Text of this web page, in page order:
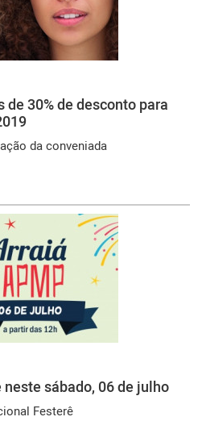
30% de desconto para
da conveniada
sábado, 06 de julho
Festerê